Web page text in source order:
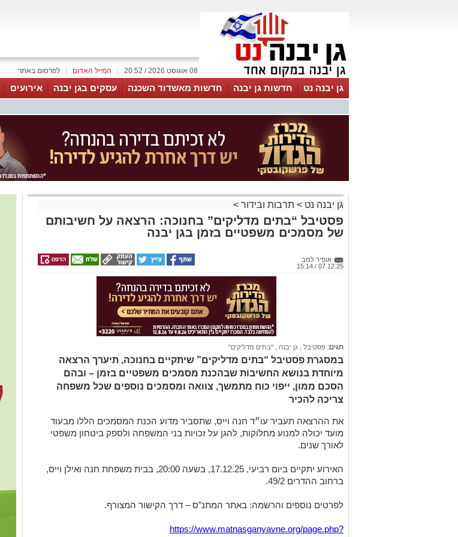
לפרסום באתר המייל האדום 08 אוגוסט 2026 / 20:52
גן יבנה נט חדשות גן יבנה חדשות מאשדוד השכנה עסקים בגן יבנה אירועים
גן יבנה נט > תרבות ובידור >
פסטיבל “בתים מדליקים” בחנוכה: הרצאה על חשיבותם
של מסמכים משפטיים בזמן בגן יבנה
אופיר למב
07.12.25 / 15:14
תגים: פסטיבל גן יבנה "בתים מדליקים"
במסגרת פסטיבל “בתים מדליקים” שיתקיים בחנוכה, תיערך הרצאה
מיוחדת בנושא החשיבות שבהכנת מסמכים משפטיים בזמן – ובהם
הסכם ממון, ייפוי כוח מתמשך, צוואה ומסמכים נוספים שכל משפחה
צריכה להכיר
את ההרצאה תעביר עו״ד חנה וייס, שתסביר מדוע הכנת המסמכים הללו מבעוד
מועד יכולה למנוע מחלוקות, להגן על זכויות בני המשפחה ולספק ביטחון משפטי
לאורך שנים.
האירוע יתקיים ביום רביעי, 17.12.25, בשעה 20:00, בבית משפחת חנה ואילן וייס,
ברחוב ההדרים 49/2.
לפרטים נוספים והרשמה: באתר המתנ”ס – דרך הקישור המצורף.
https://www.matnasganyavne.org/page.php?